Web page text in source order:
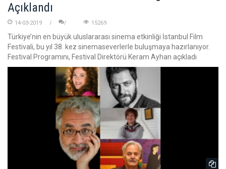
Açıklandı
14-03-2019 15269
Türkiye’nin en büyük uluslararası sinema etkinliği İstanbul Film
Festivali, bu yıl 38. kez sinemaseverlerle buluşmaya hazırlanıyor.
Festival Programını, Festival Direktörü Keram Ayhan açıkladı